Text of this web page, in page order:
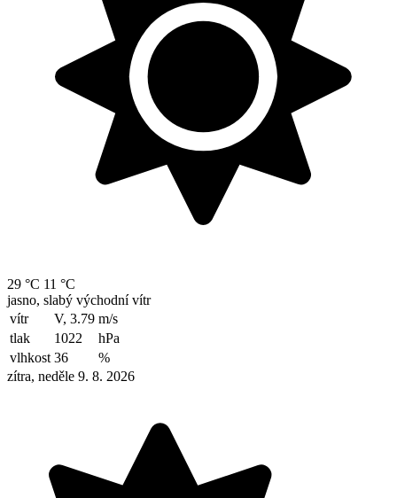
29 °C 11 °C
jasno, slabý východní vítr
vítr
V, 3.79 m/s
tlak
1022
hPa
vlhkost 36
%
zítra, neděle 9. 8. 2026